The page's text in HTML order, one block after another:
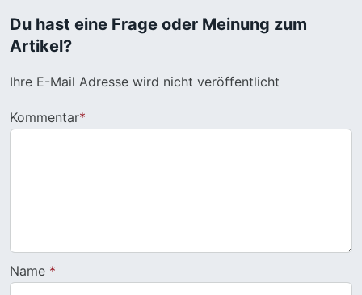
Du hast eine Frage oder Meinung zum
Artikel?
Ihre E-Mail Adresse wird nicht veröffentlicht
Kommentar*
Name *